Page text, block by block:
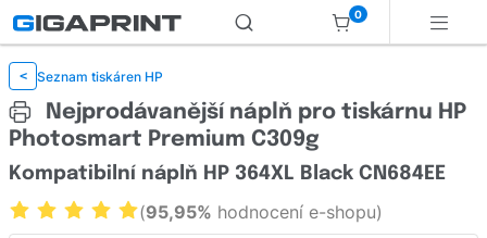
0
< Seznam tiskáren HP
Nejprodávanější náplň pro tiskárnu HP
Photosmart Premium C309g
Kompatibilní náplň HP 364XL Black CN684EE
(95,95% hodnocení e-shopu)